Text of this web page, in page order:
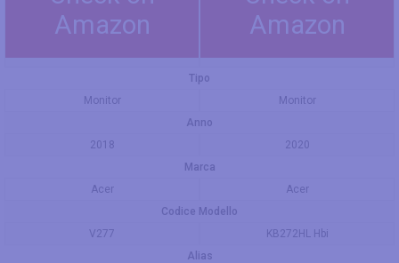
Amazon
Amazon
Tipo
Monitor
Monitor
Anno
2018
2020
Marca
Acer
Acer
Codice Modello
V277
KB272HL Hbi
Alias